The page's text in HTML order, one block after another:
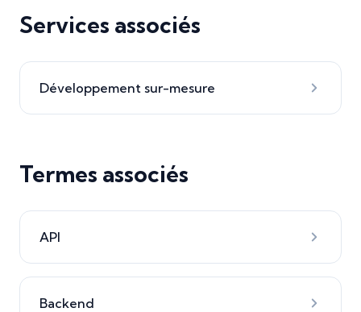
Services associés
Développement sur-mesure
Termes associés
API
Backend